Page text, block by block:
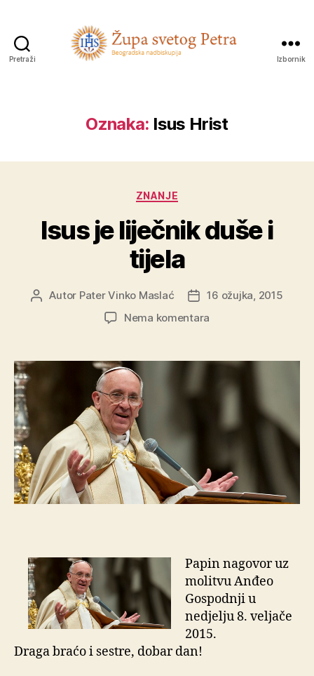
Pretraži Izbornik
Oznaka: Isus Hrist
Kategorije
ZNANJE
Isus je liječnik duše i
tijela
AutorAutor Pater Vinko Maslać
Datum
16 ožujka, 2015
Nema komentara
liječnik
Papin nagovor uz
molitvu Anđeo
Gospodnji u
nedjelju 8. veljače
2015.
Draga braćo i sestre, dobar dan!